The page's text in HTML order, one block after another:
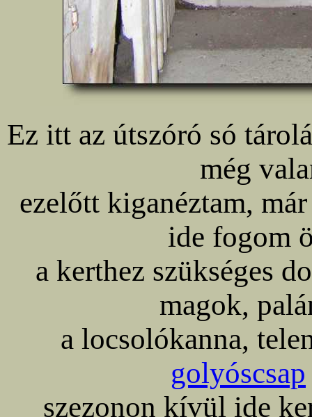
Ez itt az útszóró só
még
ezelőtt kiganéztam,
ide fogom
a kerthez szükséges
magok,
a locsolókanna,
golyóscsap
szezonon kívül ide